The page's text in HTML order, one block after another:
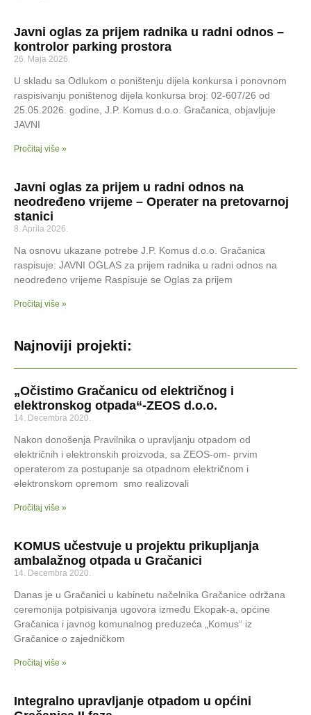
Javni oglas za prijem radnika u radni odnos –
kontrolor parking prostora
26. Maja 2026.
U skladu sa Odlukom o poništenju dijela konkursa i ponovnom
raspisivanju poništenog dijela konkursa broj: 02-607/26 od
25.05.2026. godine, J.P. Komus d.o.o. Gračanica, objavljuje
JAVNI
Pročitaj više »
Javni oglas za prijem u radni odnos na
neodređeno vrijeme – Operater na pretovarnoj
stanici
8. Aprila 2026.
Na osnovu ukazane potrebe J.P. Komus d.o.o. Gračanica
raspisuje: JAVNI OGLAS za prijem radnika u radni odnos na
neodređeno vrijeme Raspisuje se Oglas za prijem
Pročitaj više »
Najnoviji projekti:
„Očistimo Gračanicu od električnog i
elektronskog otpada“-ZEOS d.o.o.
14. Decembra 2020.
Nakon donošenja Pravilnika o upravljanju otpadom od
električnih i elektronskih proizvoda, sa ZEOS-om- prvim
operaterom za postupanje sa otpadnom električnom i
elektronskom opremom smo realizovali
Pročitaj više »
KOMUS učestvuje u projektu prikupljanja
ambalažnog otpada u Gračanici
14. Decembra 2020.
Danas je u Gračanici u kabinetu načelnika Gračanice održana
ceremonija potpisivanja ugovora između Ekopak-a, općine
Gračanica i javnog komunalnog preduzeća „Komus“ iz
Gračanice o zajedničkom
Pročitaj više »
Integralno upravljanje otpadom u općini